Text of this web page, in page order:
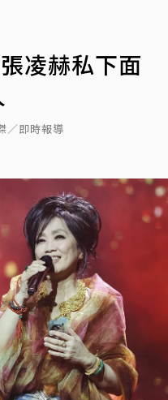
凌赫私下面
／即時報導